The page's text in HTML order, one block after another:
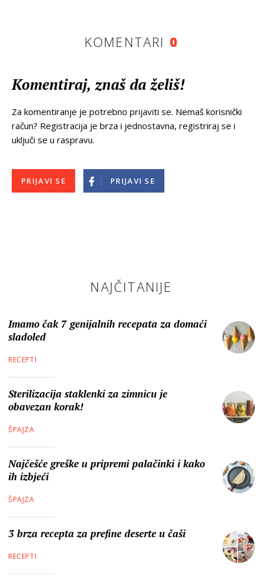
KOMENTARI 0
Komentiraj, znaš da želiš!
Za komentiranje je potrebno prijaviti se. Nemaš korisnički
račun? Registracija je brza i jednostavna, registriraj se i
uključi se u raspravu.
PRIJAVI SE PRIJAVI SE
NAJČITANIJE
Imamo čak 7 genijalnih recepata za domaći
sladoled
RECEPTI
Sterilizacija staklenki za zimnicu je
obavezan korak!
ŠPAJZA
Najčešće greške u pripremi palačinki i kako
ih izbjeći
ŠPAJZA
3 brza recepta za prefine deserte u čaši
RECEPTI